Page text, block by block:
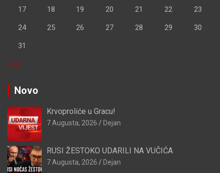
17 18 19 20 21 22 23
24 25 26 27 28 29 30
31
« jul
Novo
Krvoproliće u Gracu!
7 Augusta, 2026 Dejan
RUSI ŽESTOKO UDARILI NA VUČIĆA
7 Augusta, 2026 Dejan